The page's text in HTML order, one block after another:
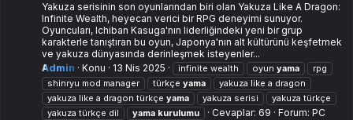
Yakuza serisinin son oyunlarından biri olan Yakuza Like A Dragon:
Infinite Wealth, heyecan verici bir RPG deneyimi sunuyor.
Oyuncuları, Ichiban Kasuga'nın liderliğindeki yeni bir grup
karakterle tanıştıran bu oyun, Japonya'nın alt kültürünü keşfetmek
ve yakuza dünyasında derinleşmek isteyenler...
Admin
Konu 13 Nis 2025 infinite wealth oyun yama
rpg
shinryu mod manager
türkçe yama
yakuza like a dragon
yakuza like a dragon türkçe yama yakuza serisi
yakuza türkçe
yakuza türkçe dil
yama kurulumu Cevaplar: 69 Forum: PC